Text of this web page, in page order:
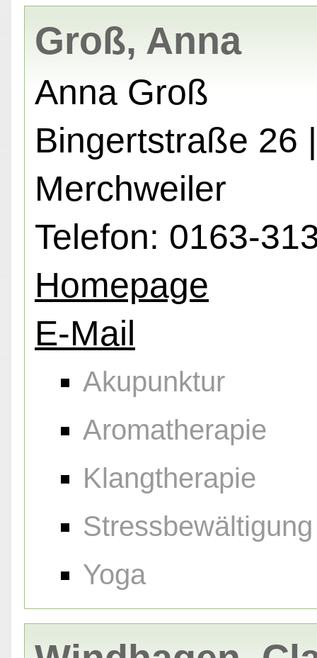
Groß, Anna
Anna Groß
Bingertstraße 26
Merchweiler
Telefon: 0163-
Homepage
E-Mail
Akupunktur
Aromatherapie
Klangtherapie
Stressbewältigung
Yoga